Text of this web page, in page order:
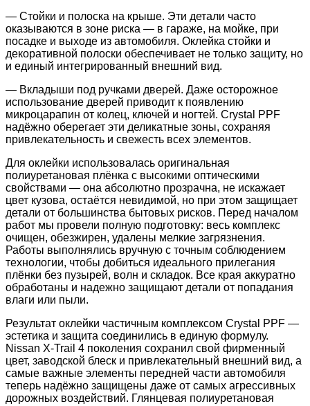
— Стойки и полоска на крыше. Эти детали часто
оказываются в зоне риска — в гараже, на мойке, при
посадке и выходе из автомобиля. Оклейка стойки и
декоративной полоски обеспечивает не только защиту, но
и единый интегрированный внешний вид.
— Вкладыши под ручками дверей. Даже осторожное
использование дверей приводит к появлению
микроцарапин от колец, ключей и ногтей. Crystal PPF
надёжно оберегает эти деликатные зоны, сохраняя
привлекательность и свежесть всех элементов.
Для оклейки использовалась оригинальная
полиуретановая плёнка с высокими оптическими
свойствами — она абсолютно прозрачна, не искажает
цвет кузова, остаётся невидимой, но при этом защищает
детали от большинства бытовых рисков. Перед началом
работ мы провели полную подготовку: весь комплекс
очищен, обезжирен, удалены мелкие загрязнения.
Работы выполнялись вручную с точным соблюдением
технологии, чтобы добиться идеального прилегания
плёнки без пузырей, волн и складок. Все края аккуратно
обработаны и надежно защищают детали от попадания
влаги или пыли.
Результат оклейки частичным комплексом Crystal PPF —
эстетика и защита соединились в единую формулу.
Nissan X-Trail 4 поколения сохранил свой фирменный
цвет, заводской блеск и привлекательный внешний вид, а
самые важные элементы передней части автомобиля
теперь надёжно защищены даже от самых агрессивных
дорожных воздействий. Глянцевая полиуретановая